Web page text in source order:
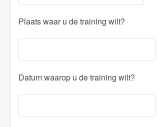
Plaats waar u de training wilt?
Datum waarop u de training wilt?